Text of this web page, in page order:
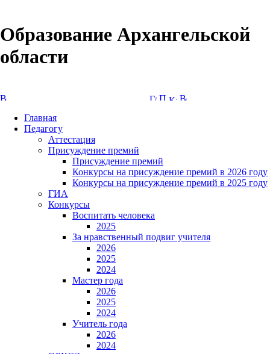
Образование Архангельской
области
Главная
Педагогу
Аттестация
Присуждение премий
Присуждение премий
Конкурсы на присуждение премий в 2026 году
Конкурсы на присуждение премий в 2025 году
ГИА
Конкурсы
Воспитать человека
2025
За нравственный подвиг учителя
2026
2025
2024
Мастер года
2026
2025
2024
Учитель года
2026
2024